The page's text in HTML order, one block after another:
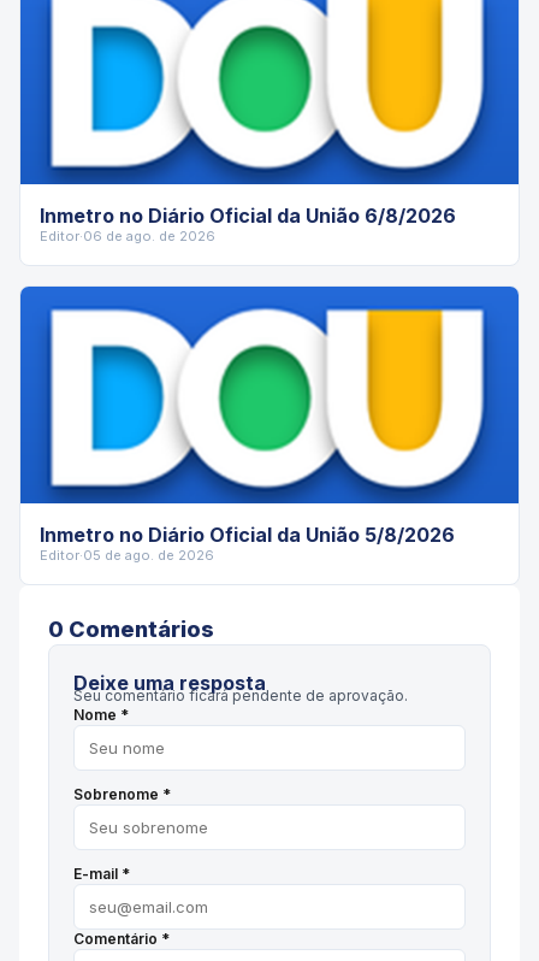
Inmetro no Diário Oficial da União 6/8/2026
Editor·06 de ago. de 2026
Inmetro no Diário Oficial da União 5/8/2026
Editor·05 de ago. de 2026
0 Comentários
Deixe uma resposta
Seu comentário ficará pendente de aprovação.
Nome *
Sobrenome *
E-mail *
Comentário *